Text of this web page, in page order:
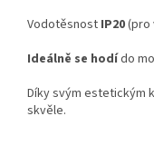
Vodotěsnost IP20(pro
Ideálně se hodído
Díky svým estetickým
skvěle.